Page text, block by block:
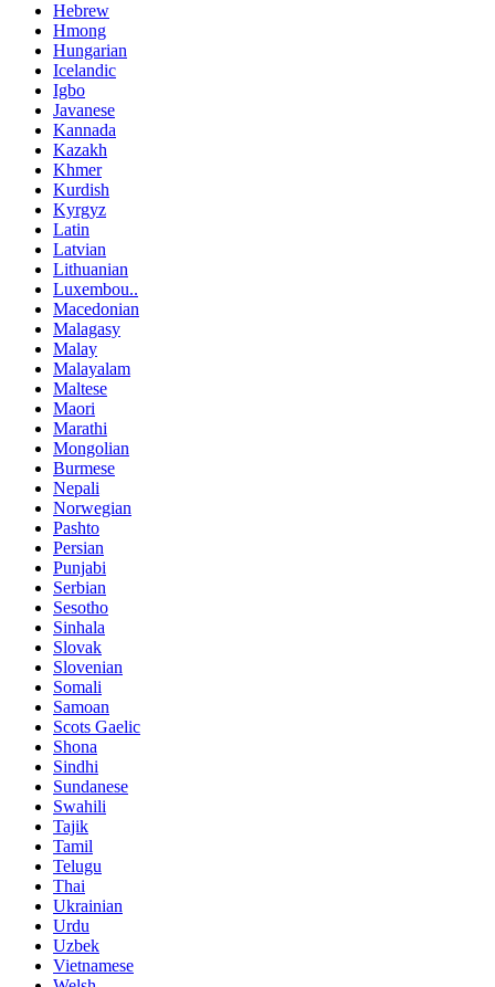
Hebrew
Hmong
Hungarian
Icelandic
Igbo
Javanese
Kannada
Kazakh
Khmer
Kurdish
Kyrgyz
Latin
Latvian
Lithuanian
Luxembou..
Macedonian
Malagasy
Malay
Malayalam
Maltese
Maori
Marathi
Mongolian
Burmese
Nepali
Norwegian
Pashto
Persian
Punjabi
Serbian
Sesotho
Sinhala
Slovak
Slovenian
Somali
Samoan
Scots Gaelic
Shona
Sindhi
Sundanese
Swahili
Tajik
Tamil
Telugu
Thai
Ukrainian
Urdu
Uzbek
Vietnamese